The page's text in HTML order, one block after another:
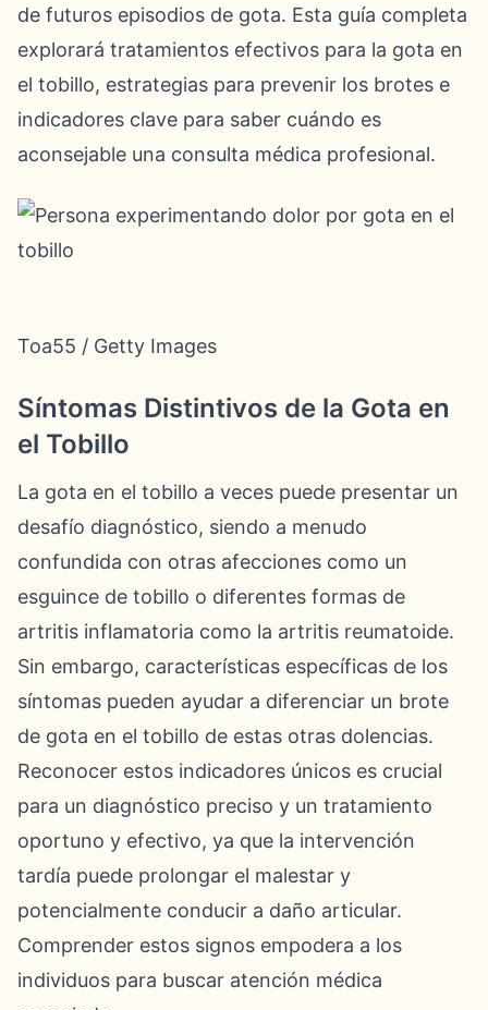
de futuros episodios de gota. Esta guía completa
explorará tratamientos efectivos para la gota en
el tobillo, estrategias para prevenir los brotes e
indicadores clave para saber cuándo es
aconsejable una consulta médica profesional.
Toa55 / Getty Images
Síntomas Distintivos de la Gota en
el Tobillo
La gota en el tobillo a veces puede presentar un
desafío diagnóstico, siendo a menudo
confundida con otras afecciones como un
esguince de tobillo o diferentes formas de
artritis inflamatoria como la artritis reumatoide.
Sin embargo, características específicas de los
síntomas pueden ayudar a diferenciar un brote
de gota en el tobillo de estas otras dolencias.
Reconocer estos indicadores únicos es crucial
para un diagnóstico preciso y un tratamiento
oportuno y efectivo, ya que la intervención
tardía puede prolongar el malestar y
potencialmente conducir a daño articular.
Comprender estos signos empodera a los
individuos para buscar atención médica